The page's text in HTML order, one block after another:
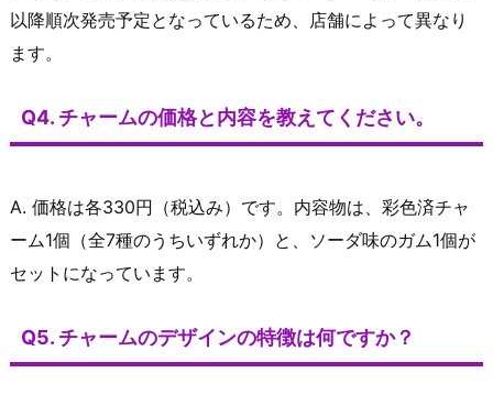
以降順次発売予定となっているため、店舗によって異なり
ます。
Q4. チャームの価格と内容を教えてください。
A. 価格は各330円（税込み）です。内容物は、彩色済チャ
ーム1個（全7種のうちいずれか）と、ソーダ味のガム1個が
セットになっています。
Q5. チャームのデザインの特徴は何ですか？